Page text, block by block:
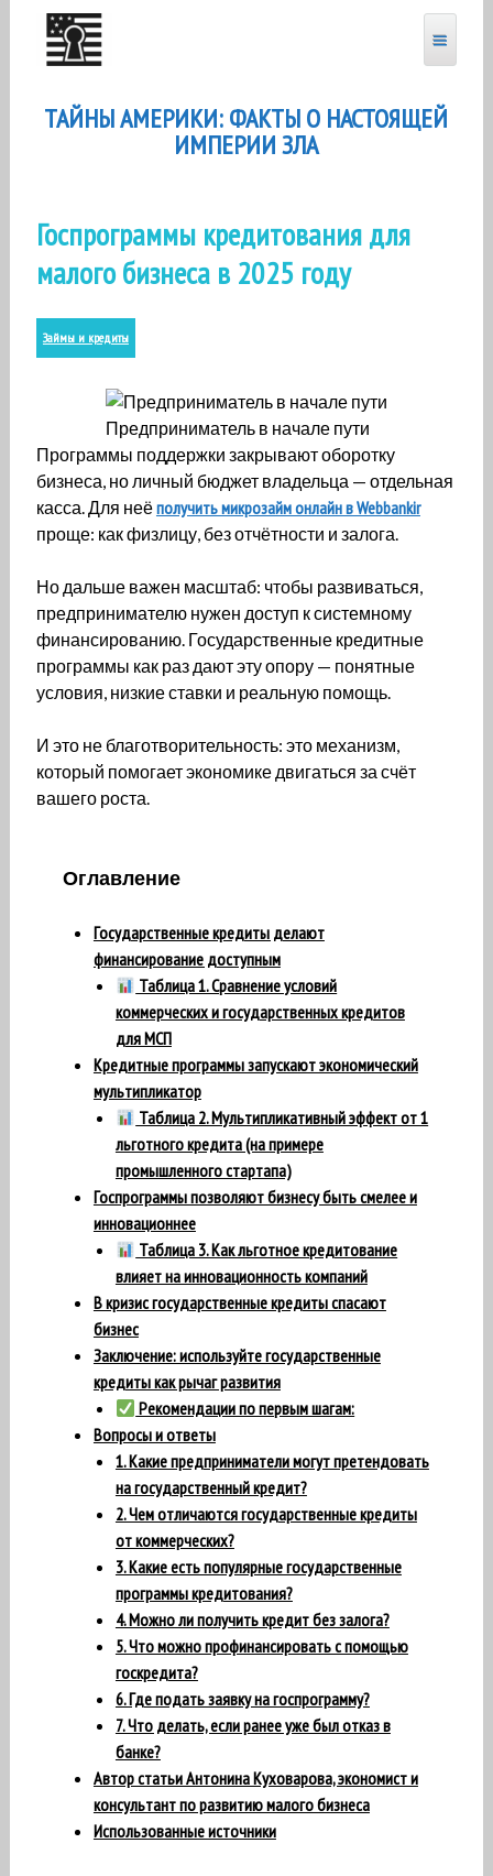
Перейти
содержанию
ТАЙНЫ АМЕРИКИ: ФАКТЫ О НАСТОЯЩЕЙ
ИМПЕРИИ ЗЛА
Госпрограммы кредитования для
малого бизнеса в 2025 году
Займы и кредиты
Предприниматель в начале пути
Программы поддержки закрывают оборотку
бизнеса, но личный бюджет владельца — отдельная
касса. Для неёполучить микрозайм онлайн в Webbankir
проще: как физлицу, без отчётности и залога.
Но дальше важен масштаб: чтобы развиваться,
предпринимателю нужен доступ к системному
финансированию. Государственные кредитные
программы как раз дают эту опору — понятные
условия, низкие ставки и реальную помощь.
И это не благотворительность: это механизм,
который помогает экономике двигаться за счёт
вашего роста.
Оглавление
Государственные кредиты делают
финансирование доступным
Таблица 1. Сравнение условий
коммерческих и государственных кредитов
для МСП
Кредитные программы запускают экономический
мультипликатор
Таблица 2. Мультипликативный эффект от 1
льготного кредита (на примере
промышленного стартапа)
Госпрограммы позволяют бизнесу быть смелее и
инновационнее
Таблица 3. Как льготное кредитование
влияет на инновационность компаний
В кризис государственные кредиты спасают
бизнес
Заключение: используйте государственные
кредиты как рычаг развития
Рекомендации по первым шагам:
Вопросы и ответы
1. Какие предприниматели могут претендовать
на государственный кредит?
2. Чем отличаются государственные кредиты
от коммерческих?
3. Какие есть популярные государственные
программы кредитования?
4. Можно ли получить кредит без залога?
5. Что можно профинансировать с помощью
госкредита?
6. Где подать заявку на госпрограмму?
7. Что делать, если ранее уже был отказ в
банке?
Автор статьи Антонина Куховарова, экономист и
консультант по развитию малого бизнеса
Использованные источники